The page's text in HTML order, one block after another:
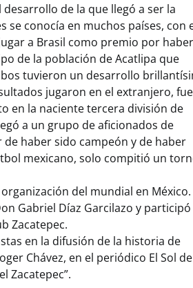
de la que llegó a ser la
se conocía en muchos países, con
a Brasil como premio por haber
de la población de Acatlipa que
tuvieron un desarrollo
jugaron en el extranjero,
en la naciente tercera división de
a un grupo de aficionados de
de haber sido campeón y de haber
mexicano, solo compitió un
del mundial en México.
Gabriel Díaz Garcilazo y participó
Zacatepec.
en la difusión de la historia de
Chávez, en el periódico El Sol de
Zacatepec”.